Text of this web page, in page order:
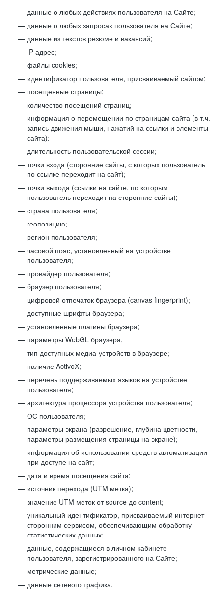
данные о любых действиях пользователя на Сайте;
данные о любых запросах пользователя на Сайте;
данные из текстов резюме и вакансий;
IP адрес;
файлы cookies;
идентификатор пользователя, присваиваемый сайтом;
посещенные страницы;
количество посещений страниц;
информация о перемещении по страницам сайта (в т.ч.
запись движения мыши, нажатий на ссылки и элементы
сайта);
длительность пользовательской сессии;
точки входа (сторонние сайты, с которых пользователь
по ссылке переходит на сайт);
точки выхода (ссылки на сайте, по которым
пользователь переходит на сторонние сайты);
страна пользователя;
геопозицию;
регион пользователя;
часовой пояс, установленный на устройстве
пользователя;
провайдер пользователя;
браузер пользователя;
цифровой отпечаток браузера (canvas fingerprint);
доступные шрифты браузера;
установленные плагины браузера;
параметры WebGL браузера;
тип доступных медиа-устройств в браузере;
наличие ActiveX;
перечень поддерживаемых языков на устройстве
пользователя;
архитектура процессора устройства пользователя;
ОС пользователя;
параметры экрана (разрешение, глубина цветности,
параметры размещения страницы на экране);
информация об использовании средств автоматизации
при доступе на сайт;
дата и время посещения сайта;
источник перехода (UTM метка);
значение UTM меток от source до content;
уникальный идентификатор, присваиваемый интернет-
сторонним сервисом, обеспечивающим обработку
статистических данных;
данные, содержащиеся в личном кабинете
пользователя, зарегистрированного на Сайте;
метрические данные;
данные сетевого трафика.